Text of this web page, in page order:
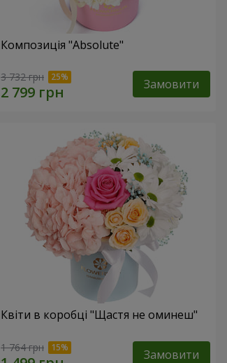
Композиція "Absolute"
3 732 грн Замовити
Квіти в коробці "Щастя не оминеш"
1 764 грн Замовити